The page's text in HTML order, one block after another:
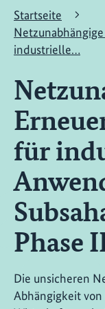
Startseite
industrielle…
für
Phase
Die unsicheren
Abhängigkeit